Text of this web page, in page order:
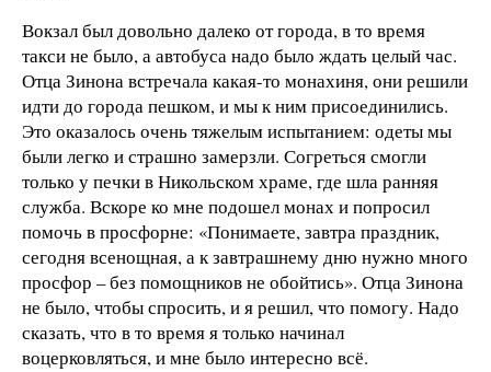
Вокзал был довольно далеко от города, в то время
такси не было, а автобуса надо было ждать целый час.
Отца Зинона встречала какая-то монахиня, они решили
идти до города пешком, и мы к ним присоединились.
Это оказалось очень тяжелым испытанием: одеты мы
были легко и страшно замерзли. Согреться смогли
только у печки в Никольском храме, где шла ранняя
служба. Вскоре ко мне подошел монах и попросил
помочь в просфорне: «Понимаете, завтра праздник,
сегодня всенощная, а к завтрашнему дню нужно много
просфор – без помощников не обойтись». Отца Зинона
не было, чтобы спросить, и я решил, что помогу. Надо
сказать, что в то время я только начинал
воцерковляться, и мне было интересно всё.